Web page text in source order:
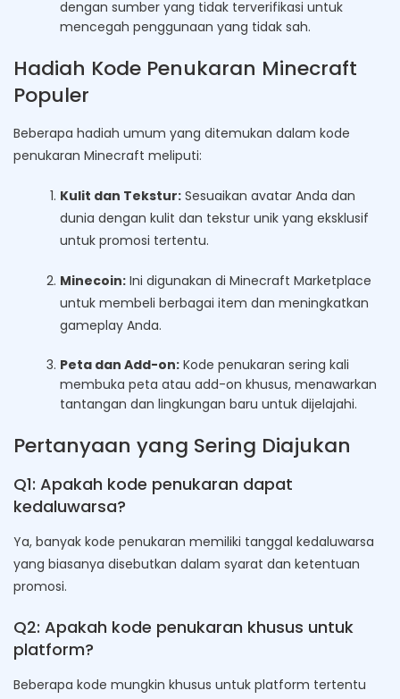
dengan sumber yang tidak terverifikasi untuk
mencegah penggunaan yang tidak sah.
Hadiah Kode Penukaran Minecraft
Populer
Beberapa hadiah umum yang ditemukan dalam kode
penukaran Minecraft meliputi:
Kulit dan Tekstur: Sesuaikan avatar Anda dan
dunia dengan kulit dan tekstur unik yang eksklusif
untuk promosi tertentu.
Minecoin: Ini digunakan di Minecraft Marketplace
untuk membeli berbagai item dan meningkatkan
gameplay Anda.
Peta dan Add-on: Kode penukaran sering kali
membuka peta atau add-on khusus, menawarkan
tantangan dan lingkungan baru untuk dijelajahi.
Pertanyaan yang Sering Diajukan
Q1: Apakah kode penukaran dapat
kedaluwarsa?
Ya, banyak kode penukaran memiliki tanggal kedaluwarsa
yang biasanya disebutkan dalam syarat dan ketentuan
promosi.
Q2: Apakah kode penukaran khusus untuk
platform?
Beberapa kode mungkin khusus untuk platform tertentu